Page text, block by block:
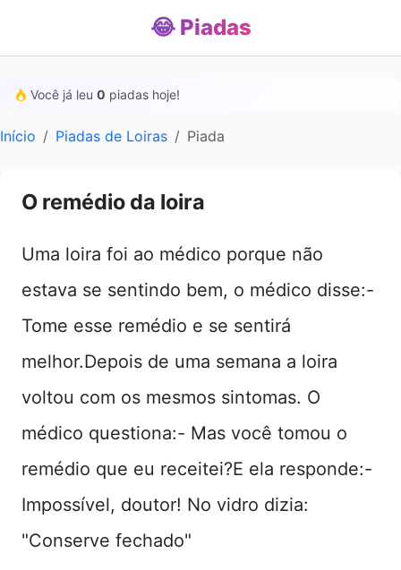
😂 Piadas
Você já leu 0 piadas hoje!
Início Piadas de Loiras Piada
O remédio da loira
Uma loira foi ao médico porque não
estava se sentindo bem, o médico disse:-
Tome esse remédio e se sentirá
melhor.Depois de uma semana a loira
voltou com os mesmos sintomas. O
médico questiona:- Mas você tomou o
remédio que eu receitei?E ela responde:-
Impossível, doutor! No vidro dizia:
"Conserve fechado"